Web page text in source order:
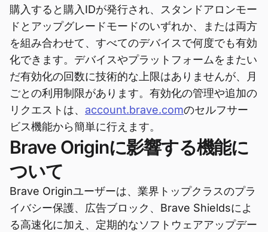
購入すると購入IDが発行され、スタンドアロンモー
ドとアップグレードモードのいずれか、または両方
を組み合わせて、すべてのデバイスで何度でも有効
化できます。デバイスやプラットフォームをまたい
だ有効化の回数に技術的な上限はありませんが、月
ごとの利用制限があります。有効化の管理や追加の
リクエストは、 account.brave.comのセルフサー
ビス機能から簡単に行えます。
Brave Originに影響する機能に
ついて
Brave Originユーザーは、業界トップクラスのプラ
イバシー保護、広告ブロック、Brave Shieldsによ
る高速化に加え、定期的なソフトウェアアップデー